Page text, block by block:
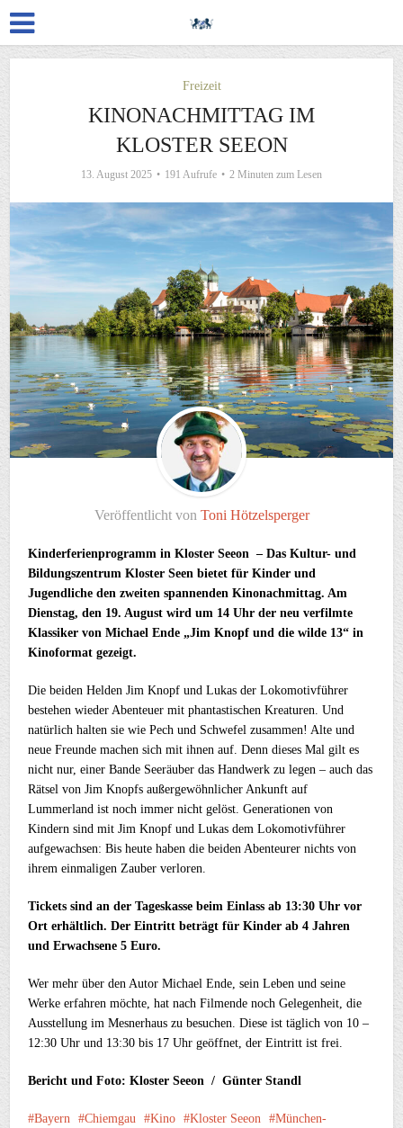
Freizeit
KINONACHMITTAG IM
KLOSTER SEEON
13. August 2025 191 Aufrufe 2 Minuten zum Lesen
Veröffentlicht von Toni Hötzelsperger
Kinderferienprogramm in Kloster Seeon – Das Kultur- und
Bildungszentrum Kloster Seen bietet für Kinder und
Jugendliche den zweiten spannenden Kinonachmittag. Am
Dienstag, den 19. August wird um 14 Uhr der neu verfilmte
Klassiker von Michael Ende „Jim Knopf und die wilde 13“ in
Kinoformat gezeigt.
Die beiden Helden Jim Knopf und Lukas der Lokomotivführer
bestehen wieder Abenteuer mit phantastischen Kreaturen. Und
natürlich halten sie wie Pech und Schwefel zusammen! Alte und
neue Freunde machen sich mit ihnen auf. Denn dieses Mal gilt es
nicht nur, einer Bande Seeräuber das Handwerk zu legen – auch das
Rätsel von Jim Knopfs außergewöhnlicher Ankunft auf
Lummerland ist noch immer nicht gelöst. Generationen von
Kindern sind mit Jim Knopf und Lukas dem Lokomotivführer
aufgewachsen: Bis heute haben die beiden Abenteurer nichts von
ihrem einmaligen Zauber verloren.
Tickets sind an der Tageskasse beim Einlass ab 13:30 Uhr vor
Ort erhältlich. Der Eintritt beträgt für Kinder ab 4 Jahren
und Erwachsene 5 Euro.
Wer mehr über den Autor Michael Ende, sein Leben und seine
Werke erfahren möchte, hat nach Filmende noch Gelegenheit, die
Ausstellung im Mesnerhaus zu besuchen. Diese ist täglich von 10 –
12:30 Uhr und 13:30 bis 17 Uhr geöffnet, der Eintritt ist frei.
Bericht und Foto: Kloster Seeon / Günter Standl
Bayern Chiemgau Kino Kloster Seeon
München-